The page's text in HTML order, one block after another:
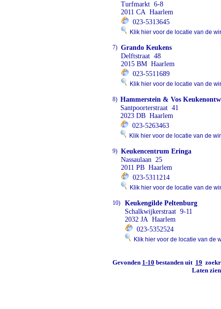
Turfmarkt 6-8
2011 CA Haarlem
023-5313645
Klik hier voor de locatie van de
7) Grando Keukens
Delftstraat 48
2015 BM Haarlem
023-5511689
Klik hier voor de locatie van de
8) Hammerstein & Vos
Santpoorterstraat 41
2023 DB Haarlem
023-5263463
Klik hier voor de locatie van de
9) Keukencentrum Eringa
Nassaulaan 25
2011 PB Haarlem
023-5311214
Klik hier voor de locatie van de
10)
Keukengilde Peltenburg
Schalkwijkerstraat 9-11
2032 JA Haarlem
023-5352524
Klik hier voor de locatie van de
Gevonden 1-10 bestanden uit 19
Laten